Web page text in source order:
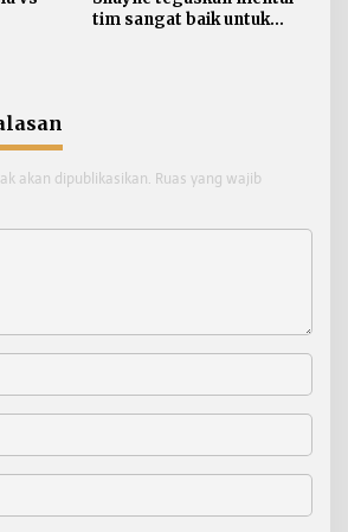
tim sangat baik untuk
akan dipublikasikan. Ruas yang wajib